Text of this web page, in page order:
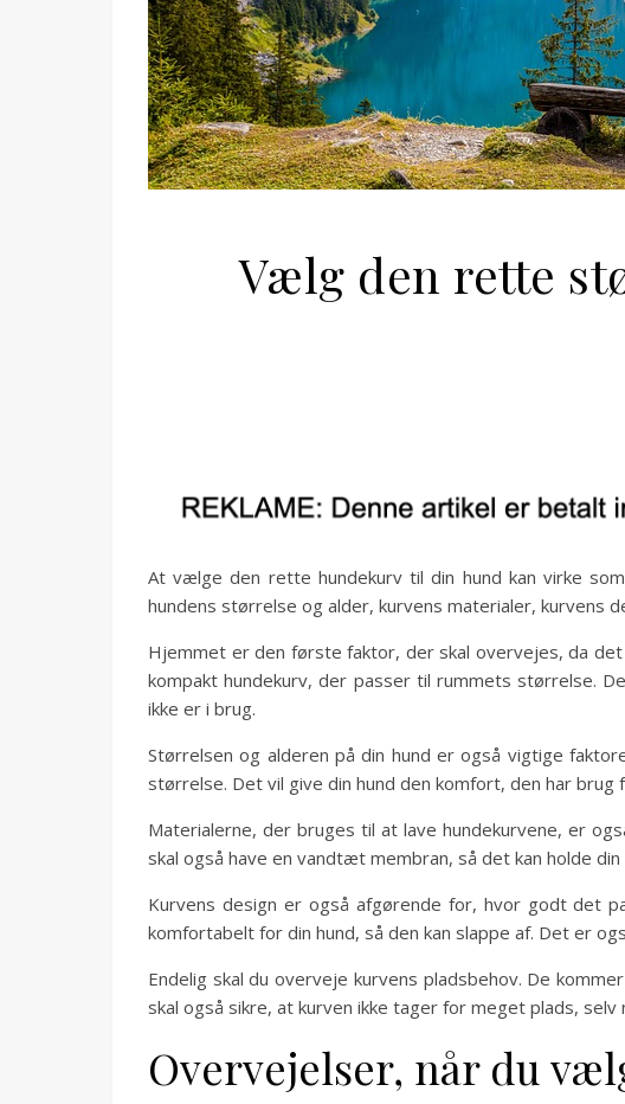
Vælg den rette
At vælge den rette hundekurv til din hund kan virke
hundens størrelse og alder, kurvens materialer, kurvens
Hjemmet er den første faktor, der skal overvejes, da
kompakt hundekurv, der passer til rummets størrelse.
ikke er i brug.
Størrelsen og alderen på din hund er også vigtige
størrelse. Det vil give din hund den komfort, den har
Materialerne, der bruges til at lave hundekurvene, er
skal også have en vandtæt membran, så det kan holde
Kurvens design er også afgørende for, hvor godt det
komfortabelt for din hund, så den kan slappe af. Det er
Endelig skal du overveje kurvens pladsbehov. De
skal også sikre, at kurven ikke tager for meget plads,
Overvejelser, når du